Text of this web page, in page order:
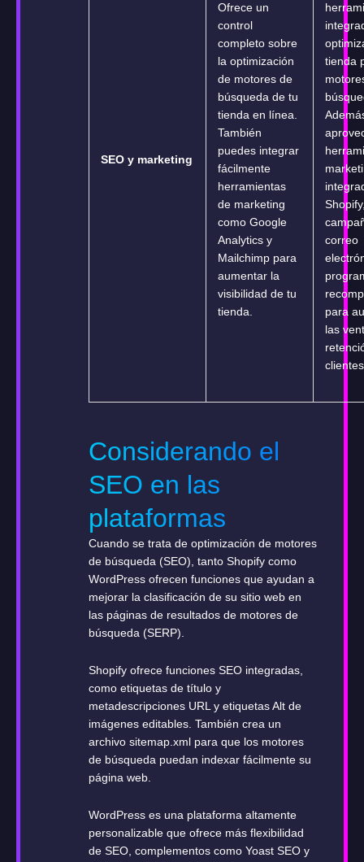
SEO y marketing
Ofrece un
control
completo sobre
la optimización
de motores de
búsqueda de tu
tienda en línea.
También
puedes integrar
fácilmente
herramientas
de marketing
como Google
Analytics y
Mailchimp para
aumentar la
visibilidad de tu
tienda.
tienda
correo
para
las
Considerando el
SEO en las
plataformas
Cuando se trata de optimización de motores
de búsqueda (SEO), tanto Shopify como
WordPress ofrecen funciones que ayudan a
mejorar la clasificación de su sitio web en
las páginas de resultados de motores de
búsqueda (SERP).
Shopify ofrece funciones SEO integradas,
como etiquetas de título y
metadescripciones URL y etiquetas Alt de
imágenes editables. También crea un
archivo sitemap.xml para que los motores
de búsqueda puedan indexar fácilmente su
página web.
WordPress es una plataforma altamente
personalizable que ofrece más flexibilidad
de SEO, complementos como Yoast SEO y